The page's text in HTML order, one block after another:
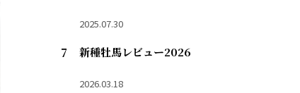
2025.07.30
新種牡馬レビュー2026
2026.03.18